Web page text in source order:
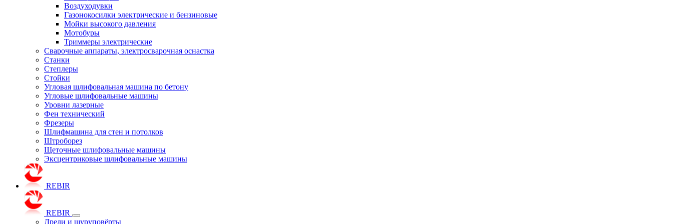
Воздуходувки
Газонокосилки электрические и бензиновые
Мойки высокого давления
Мотобуры
Триммеры электрические
Сварочные аппараты, электросварочная оснастка
Станки
Степлеры
Стойки
Угловая шлифовальная машина по бетону
Угловые шлифовальные машины
Уровни лазерные
Фен технический
Фрезеры
Шлифмашина для стен и потолков
Штроборез
Щеточные шлифовальные машины
Эксцентриковые шлифовальные машины
REBIR
REBIR
Дрели и шуруповёрты